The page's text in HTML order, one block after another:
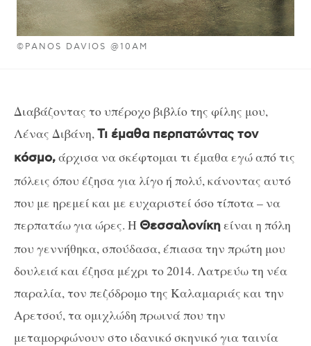
©PANOS DAVIOS @10AM
Διαβάζοντας το υπέροχο βιβλίο της φίλης μου,
Λένας Διβάνη, Τι έμαθα περπατώντας τον
κόσμο,άρχισα να σκέφτομαι τι έμαθα εγώ από τις
πόλεις όπου έζησα για λίγο ή πολύ, κάνοντας αυτό
που με ηρεμεί και με ευχαριστεί όσο τίποτα – να
περπατάω για ώρες. Η Θεσσαλονίκηείναι η πόλη
που γεννήθηκα, σπούδασα, έπιασα την πρώτη μου
δουλειά και έζησα μέχρι το 2014. Λατρεύω τη νέα
παραλία, τον πεζόδρομο της Καλαμαριάς και την
Αρετσού, τα ομιχλώδη πρωινά που την
μεταμορφώνουν στο ιδανικό σκηνικό για ταινία